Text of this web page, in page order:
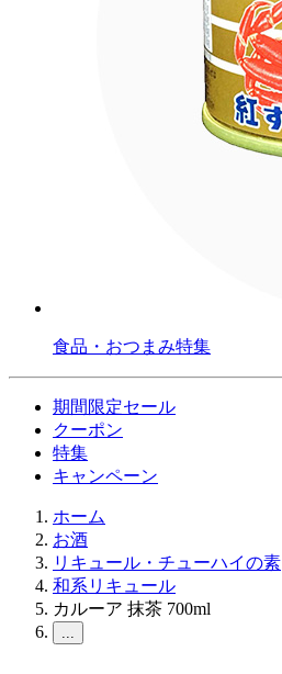
食品・おつまみ特集
期間限定セール
クーポン
特集
キャンペーン
ホーム
お酒
リキュール・チューハイの素
和系リキュール
カルーア 抹茶 700ml
...